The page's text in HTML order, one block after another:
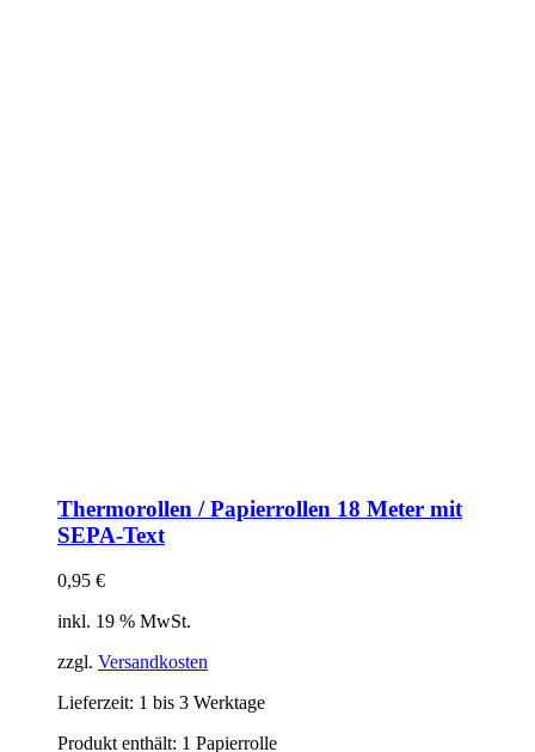
Thermorollen / Papierrollen 18 Meter mit
SEPA-Text
0,95 €
inkl. 19 % MwSt.
zzgl. Versandkosten
Lieferzeit: 1 bis 3 Werktage
Produkt enthält: 1 Papierrolle